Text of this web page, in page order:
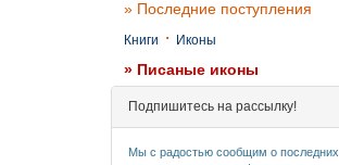
» Последние поступления
Книги · Иконы
» Писаные иконы
Подпишитесь на рассылку!
Мы с радостью сообщим о последних